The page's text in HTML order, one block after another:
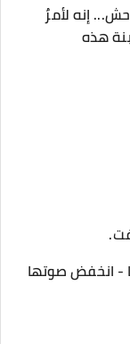
إنه لأمرٌ
هذه
- انخفض صوتها